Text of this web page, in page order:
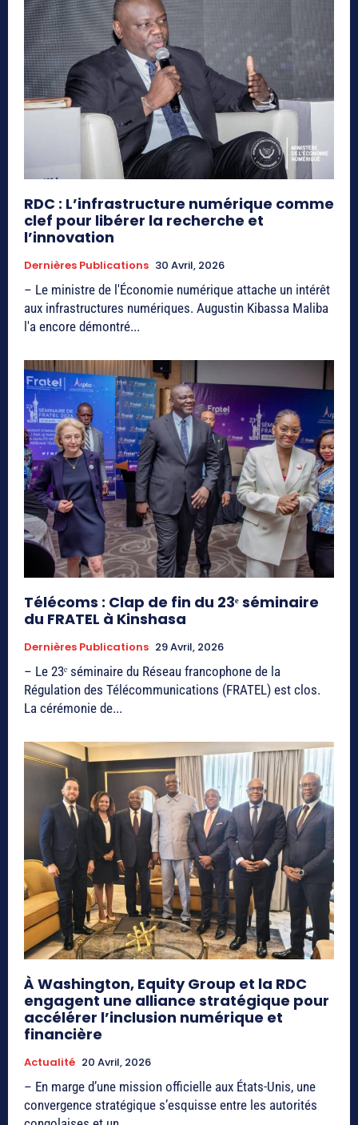
RDC : L’infrastructure numérique comme
clef pour libérer la recherche et
l’innovation
Dernières Publications 30 Avril, 2026
– Le ministre de l'Économie numérique attache un intérêt
aux infrastructures numériques. Augustin Kibassa Maliba
l'a encore démontré...
Télécoms : Clap de fin du 23ᵉ séminaire
du FRATEL à Kinshasa
Dernières Publications 29 Avril, 2026
– Le 23ᵉ séminaire du Réseau francophone de la
Régulation des Télécommunications (FRATEL) est clos.
La cérémonie de...
À Washington, Equity Group et la RDC
engagent une alliance stratégique pour
accélérer l’inclusion numérique et
financière
Actualité 20 Avril, 2026
– En marge d’une mission officielle aux États-Unis, une
convergence stratégique s’esquisse entre les autorités